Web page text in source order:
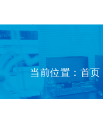
当前位置： 首页